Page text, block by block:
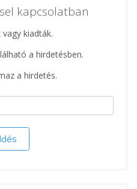
kapcsolatban
kiadták.
a hirdetésben.
a hirdetés.